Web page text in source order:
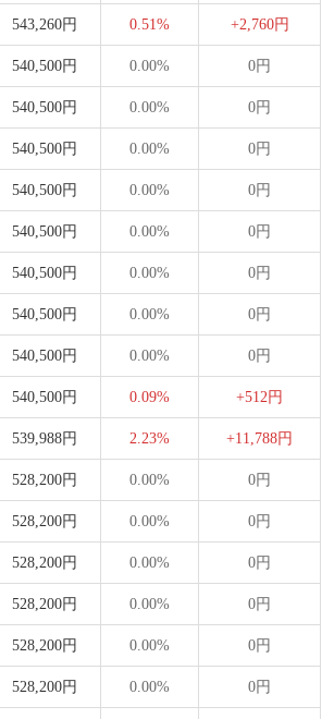
543,260円 0.51% +2,760円
540,500円 0.00% 0円
540,500円 0.00% 0円
540,500円 0.00% 0円
540,500円 0.00% 0円
540,500円 0.00% 0円
540,500円 0.00% 0円
540,500円 0.00% 0円
540,500円 0.00% 0円
540,500円 0.09% +512円
539,988円 2.23% +11,788円
528,200円 0.00% 0円
528,200円 0.00% 0円
528,200円 0.00% 0円
528,200円 0.00% 0円
528,200円 0.00% 0円
528,200円 0.00% 0円